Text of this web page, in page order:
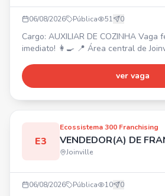
06/08/2026 Pública 51 0
Cargo: AUXILIAR DE COZINHA Vaga feminina para início
imediato! 👩‍🍳 📍 Área central de
prêmio assiduidade R$ 600 (conforme
Experiência na área e trabalho em
ver vaga
E3
Ecossistema 300 Franchising
VENDEDOR(A) DE
Joinville
06/08/2026 Pública 10 0